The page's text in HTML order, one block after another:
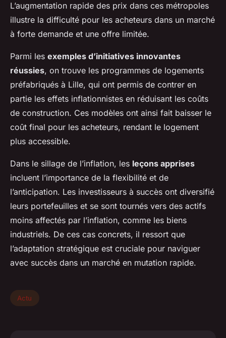
L’augmentation rapide des prix dans ces métropoles
illustre la difficulté pour les acheteurs dans un marché
à forte demande et une offre limitée.
Parmi les exemples d’initiatives innovantes
réussies, on trouve les programmes de logements
préfabriqués à Lille, qui ont permis de contrer en
partie les effets inflationnistes en réduisant les coûts
de construction. Ces modèles ont ainsi fait baisser le
coût final pour les acheteurs, rendant le logement
plus accessible.
Dans le sillage de l’inflation, les leçons apprises
incluent l’importance de la flexibilité et de
l’anticipation. Les investisseurs à succès ont diversifié
leurs portefeuilles et se sont tournés vers des actifs
moins affectés par l’inflation, comme les biens
industriels. De ces cas concrets, il ressort que
l’adaptation stratégique est cruciale pour naviguer
avec succès dans un marché en mutation rapide.
Actu